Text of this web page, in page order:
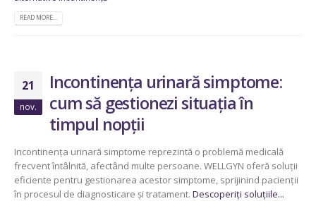
READ MORE...
21
nov.
Incontinența urinară simptome:
cum să gestionezi situația în
timpul nopții
Incontinența urinară simptome reprezintă o problemă medicală
frecvent întâlnită, afectând multe persoane. WELLGYN oferă soluții
eficiente pentru gestionarea acestor simptome, sprijinind pacienții
în procesul de diagnosticare și tratament. Descoperiți soluțiile...